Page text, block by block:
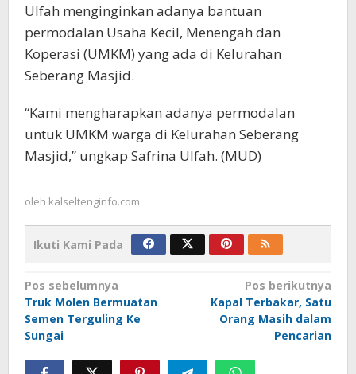
Ulfah menginginkan adanya bantuan
permodalan Usaha Kecil, Menengah dan
Koperasi (UMKM) yang ada di Kelurahan
Seberang Masjid.
“Kami mengharapkan adanya permodalan
untuk UMKM warga di Kelurahan Seberang
Masjid,” ungkap Safrina Ulfah. (MUD)
oleh kalseltenginfo.com
Ikuti Kami Pada
Navigasi
pos
Pos sebelumnya
Truk Molen Bermuatan
Semen Terguling Ke
Sungai
Pos berikutnya
Kapal Terbakar, Satu
Orang Masih dalam
Pencarian